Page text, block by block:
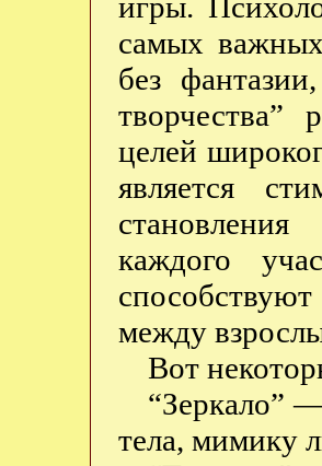
самых
без
творчества”
целей
является
становления
каждого
между
Вот
“Зеркало”
тела, мимику